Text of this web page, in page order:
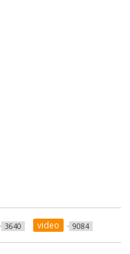
3640 video 9084